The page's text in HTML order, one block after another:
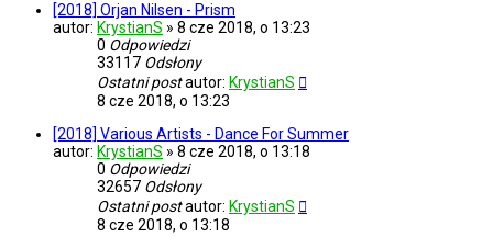
[2018] Orjan Nilsen - Prism
autor: KrystianS » 8 cze 2018, o 13:23
0 Odpowiedzi
33117 Odsłony
Ostatni postautor: KrystianS
8 cze 2018, o 13:23
[2018] Various Artists - Dance For Summer
autor: KrystianS » 8 cze 2018, o 13:18
0 Odpowiedzi
32657 Odsłony
Ostatni postautor: KrystianS
8 cze 2018, o 13:18